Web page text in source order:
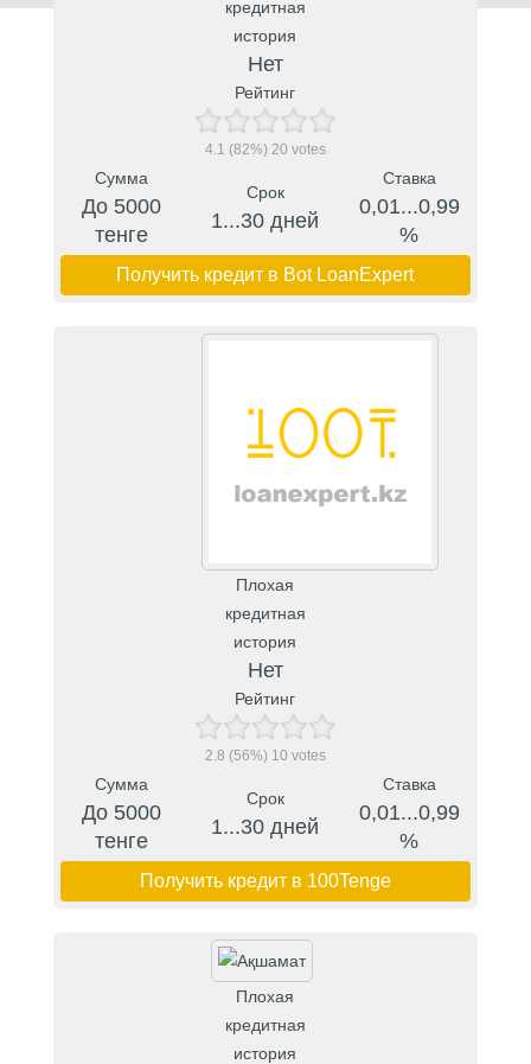
кредитная
история
Нет
Рейтинг
4.1 (82%) 20 votes
Сумма
До 5000
тенге
Срок
1...30 дней
Ставка
0,01...0,99
%
Получить кредит в Bot LoanExpert
Плохая
кредитная
история
Нет
Рейтинг
2.8 (56%) 10 votes
Сумма
До 5000
тенге
Срок
1...30 дней
Ставка
0,01...0,99
%
Получить кредит в 100Tenge
Плохая
кредитная
история